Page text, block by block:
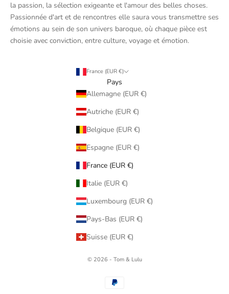
la passion, la sélection exigeante et l'amour des belles choses.
Passionnée d'art et de rencontres elle saura vous transmettre ses
émotions au sein de son univers baroque, où chaque pièce est
choisie avec conviction, entre culture, voyage et émotion.
France (EUR €)
Pays
Allemagne (EUR €)
Autriche (EUR €)
Belgique (EUR €)
Espagne (EUR €)
France (EUR €)
Italie (EUR €)
Luxembourg (EUR €)
Pays-Bas (EUR €)
Suisse (EUR €)
© 2026 - Tom & Lulu